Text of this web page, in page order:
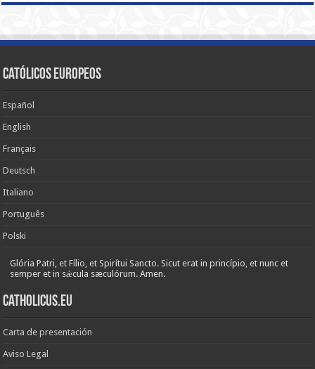
Católicos Europeos
Español
English
Français
Deutsch
Italiano
Português
Polski
Glória Patri, et Fílio, et Spirítui Sancto. Sicut erat in princípio, et nunc et
semper et in sǽcula sæculórum. Amen.
Catholicus.eu
Carta de presentación
Aviso Legal